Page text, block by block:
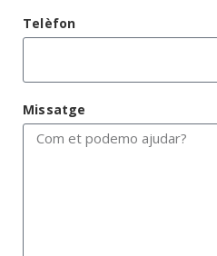
Telèfon
Missatge